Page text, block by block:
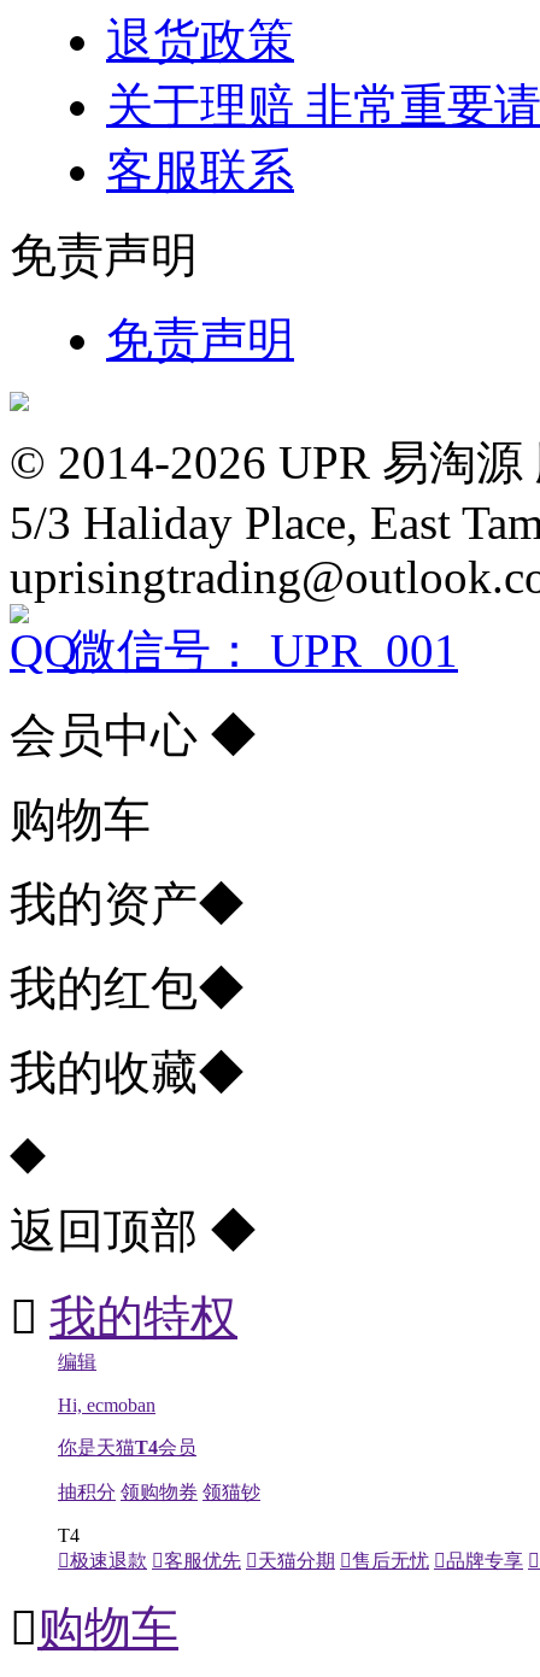
退货政策
关于理赔 非常重要
客服联系
免责声明
免责声明
© 2014-2026 UPR 易淘
5/3 Haliday Place, East
微信号： UPR_001
会员中心 ◆
购物车
我的资产◆
我的红包◆
我的收藏◆
◆
返回顶部 ◆
 我的特权
编辑
Hi, ecmoban
你是天猫T4会员
抽积分 领购物券 领猫钞
T4
极速退款 客服优先 天猫分期 售后无忧 品牌专享 
购物车